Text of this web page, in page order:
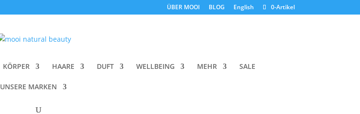
ÜBER MOOI BLOG English 0-Artikel
KÖRPER HAARE DUFT WELLBEING MEHR SALE
UNSERE MARKEN
Agent Nateur Holi (Stick) 8233 Blackburn
Deodorant
CHF